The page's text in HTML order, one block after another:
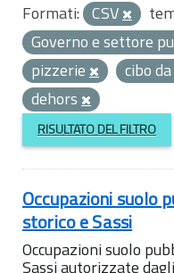
Formati: CSV
Governo e settore
pizzerie
cibo
dehors
RISULTATO DEL FILTRO
Occupazioni suolo
storico e Sassi
Occupazioni suolo
Sassi autorizzate